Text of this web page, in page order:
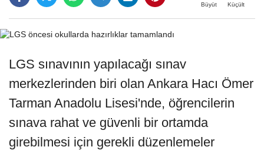
Büyüt Küçült
LGS sınavının yapılacağı sınav
merkezlerinden biri olan Ankara Hacı Ömer
Tarman Anadolu Lisesi'nde, öğrencilerin
sınava rahat ve güvenli bir ortamda
girebilmesi için gerekli düzenlemeler